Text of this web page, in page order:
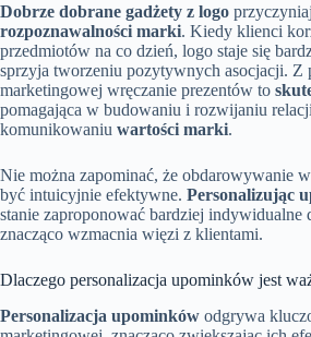
Dobrze dobrane gadżety z logo
rozpoznawalności marki. Kiedy klienci
przedmiotów na co dzień, logo staje się
sprzyja tworzeniu pozytywnych asocjacji. Z
marketingowej wręczanie prezentów to
pomagająca w budowaniu i rozwijaniu
komunikowaniu wartości marki.
Nie można zapominać, że obdarowywanie
być intuicyjnie efektywne. Personalizując
stanie zaproponować bardziej indywidualne
znacząco wzmacnia więzi z klientami.
Dlaczego personalizacja upominków jest
Personalizacja upominków odgrywa